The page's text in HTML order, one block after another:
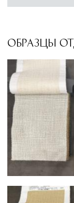
Дубай,
—
Лондон,
США—
Другие
сеть
ОБРАЗЦЫ